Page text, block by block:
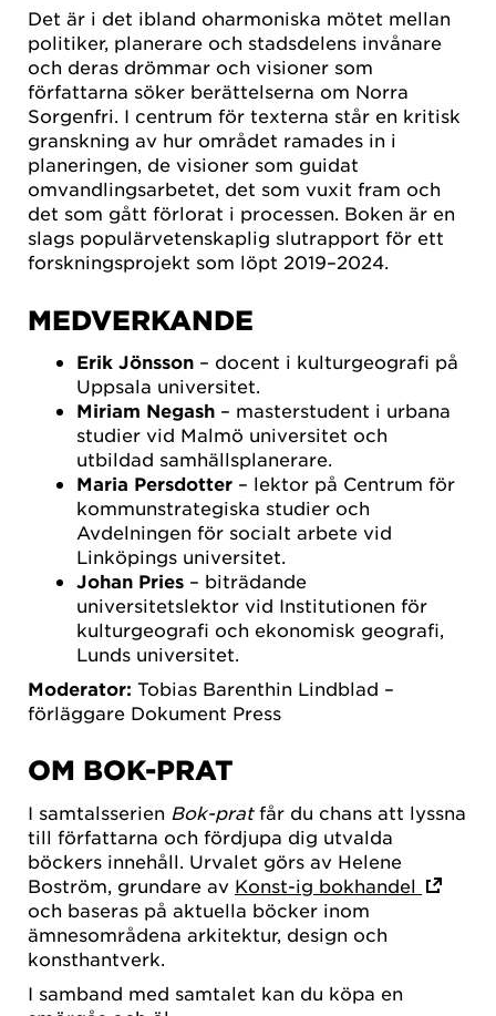
Det är i det ibland oharmoniska mötet mellan
politiker, planerare och stadsdelens invånare
och deras drömmar och visioner som
författarna söker berättelserna om Norra
Sorgenfri. I centrum för texterna står en kritisk
granskning av hur området ramades in i
planeringen, de visioner som guidat
omvandlingsarbetet, det som vuxit fram och
det som gått förlorat i processen. Boken är en
slags populärvetenskaplig slutrapport för ett
forskningsprojekt som löpt 2019–2024.
MEDVERKANDE
Erik Jönsson – docent i kulturgeografi på
Uppsala universitet.
Miriam Negash – masterstudent i urbana
studier vid Malmö universitet och
utbildad samhällsplanerare.
Maria Persdotter – lektor på Centrum för
kommunstrategiska studier och
Avdelningen för socialt arbete vid
Linköpings universitet.
Johan Pries – biträdande
universitetslektor vid Institutionen för
kulturgeografi och ekonomisk geografi,
Lunds universitet.
Moderator: Tobias Barenthin Lindblad –
förläggare Dokument Press
OM BOK-PRAT
I samtalsserien Bok-pratfår du chans att lyssna
till författarna och fördjupa dig utvalda
böckers innehåll. Urvalet görs av Helene
Boström, grundare av Konst-ig bokhandel
och baseras på aktuella böcker inom
ämnesområdena arkitektur, design och
konsthantverk.
I samband med samtalet kan du köpa en